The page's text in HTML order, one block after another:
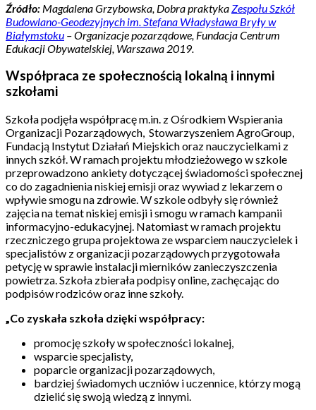
Źródło: Magdalena Grzybowska, Dobra praktyka Zespołu Szkół
Budowlano-Geodezyjnych im. Stefana Władysława Bryły w
Białymstoku – Organizacje pozarządowe, Fundacja Centrum
Edukacji Obywatelskiej, Warszawa 2019.
Współpraca ze społecznością lokalną i innymi
szkołami
Szkoła podjęła współpracę m.in. z Ośrodkiem Wspierania
Organizacji Pozarządowych, Stowarzyszeniem AgroGroup,
Fundacją Instytut Działań Miejskich oraz nauczycielkami z
innych szkół. W ramach projektu młodzieżowego w szkole
przeprowadzono ankiety dotyczącej świadomości społecznej
co do zagadnienia niskiej emisji oraz wywiad z lekarzem o
wpływie smogu na zdrowie. W szkole odbyły się również
zajęcia na temat niskiej emisji i smogu w ramach kampanii
informacyjno-edukacyjnej. Natomiast w ramach projektu
rzeczniczego grupa projektowa ze wsparciem nauczycielek i
specjalistów z organizacji pozarządowych przygotowała
petycję w sprawie instalacji mierników zanieczyszczenia
powietrza. Szkoła zbierała podpisy online, zachęcając do
podpisów rodziców oraz inne szkoły.
„Co zyskała szkoła dzięki współpracy:
promocję szkoły w społeczności lokalnej,
wsparcie specjalisty,
poparcie organizacji pozarządowych,
bardziej świadomych uczniów i uczennice, którzy mogą
dzielić się swoją wiedzą z innymi.